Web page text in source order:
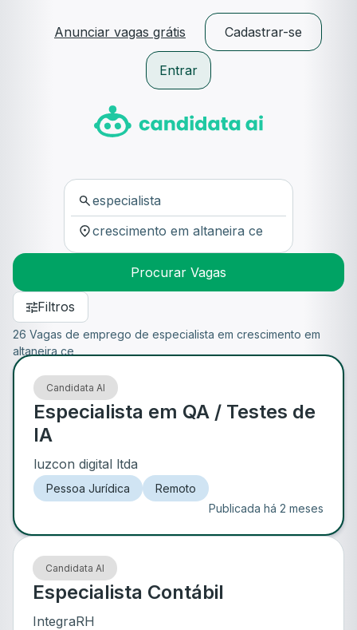
Anunciar vagas grátis Cadastrar-se
Entrar
Procurar Vagas
Filtros
26 Vagas de emprego de especialista em crescimento em
altaneira ce
Candidata AI
Especialista em QA / Testes de
IA
luzcon digital ltda
Pessoa Jurídica
Remoto
Publicada há 2 meses
Candidata AI
Especialista Contábil
IntegraRH